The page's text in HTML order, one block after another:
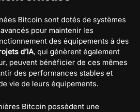
Bitcoin sont dotés de systèmes
pour maintenir les
des équipements à des
d’IA, qui génèrent également
peuvent bénéficier de ces mêmes
des performances stables et
vie de leurs équipements.
Bitcoin possèdent une